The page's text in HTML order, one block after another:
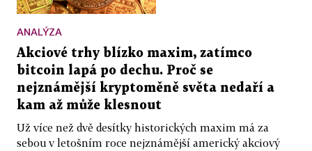
ANALÝZA
Akciové trhy blízko maxim, zatímco
bitcoin lapá po dechu. Proč se
nejznámější kryptoměně světa nedaří a
kam až může klesnout
Už více než dvě desítky historických maxim má za
sebou v letošním roce nejznámější americký akciový